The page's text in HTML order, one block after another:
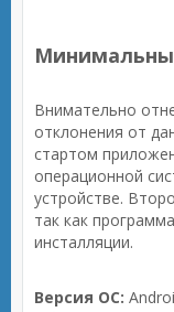
Внимательно
отклонения от
стартом
операционной
устройстве.
так как
инсталляции.
Версия ОС: